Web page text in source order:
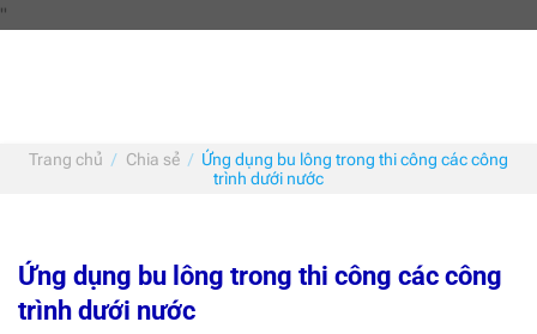
"
Trang chủ / Chia sẻ / Ứng dụng bu lông trong thi công các công
trình dưới nước
Ứng dụng bu lông trong thi công các công
trình dưới nước